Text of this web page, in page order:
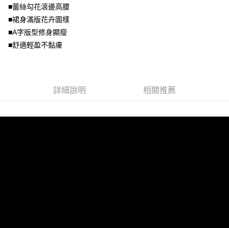
資料（包含姓名、電話或地址）提供予台灣大哥大進項蒐集、處理及利用，
由本公司與您本人進行分期帳單所需資料之確認、核對及更正。
3.完整用戶服務條款，請詳閱以下連結：
※ 交易是否成功請以「AFTEE先享後付 」之結帳頁面顯示為準，若有關於
是否繳費成功／繳費後需取消欲退款等相關疑問，請聯繫「AFTEE先享後付
客戶支援中心」 https://netprotections.freshdesk.com/support/home
【注意事項】
https://aftee.tw/terms/#terms3
任。
付款後7-11取貨
每筆NT$70，滿NT$699(含以上)免運費
宅配
■蕾絲勾花滾邊高腰
■裙身滿版花卉圖樣
■A字版型修身顯瘦
■舒適輕盈不黏膚
詳細說明 相關推薦